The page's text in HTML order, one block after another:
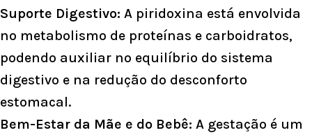
Suporte Digestivo: A piridoxina está envolvida
no metabolismo de proteínas e carboidratos,
podendo auxiliar no equilíbrio do sistema
digestivo e na redução do desconforto
estomacal.
Bem-Estar da Mãe e do Bebê: A gestação é um